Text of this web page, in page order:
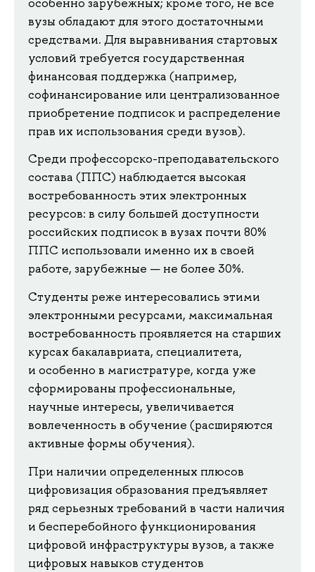
вузы обладают для этого достаточными
средствами. Для выравнивания стартовых
условий требуется государственная
финансовая поддержка (например,
софинансирование или централизованное
приобретение подписок и распределение
прав их использования среди вузов).
Среди профессорско-преподавательского
состава (ППС) наблюдается высокая
востребованность этих электронных
ресурсов: в силу большей доступности
российских подписок в вузах почти 80%
ППС использовали именно их в своей
работе, зарубежные — не более 30%.
Студенты реже интересовались этими
электронными ресурсами, максимальная
востребованность проявляется на старших
курсах бакалавриата, специалитета,
и особенно в магистратуре, когда уже
сформированы профессиональные,
научные интересы, увеличивается
вовлеченность в обучение (расширяются
активные формы обучения).
При наличии определенных плюсов
цифровизация образования предъявляет
ряд серьезных требований в части наличия
и бесперебойного функционирования
цифровой инфраструктуры вузов, а также
цифровых навыков студентов